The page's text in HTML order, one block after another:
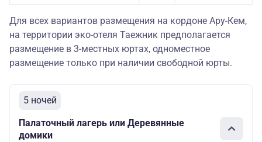
Для всех вариантов размещения на кордоне Ару-Кем,
на территории эко-отеля Таежник предполагается
размещение в 3-местных юртах, одноместное
размещение только при наличии свободной юрты.
5 ночей
Палаточный лагерь или Деревянные
домики